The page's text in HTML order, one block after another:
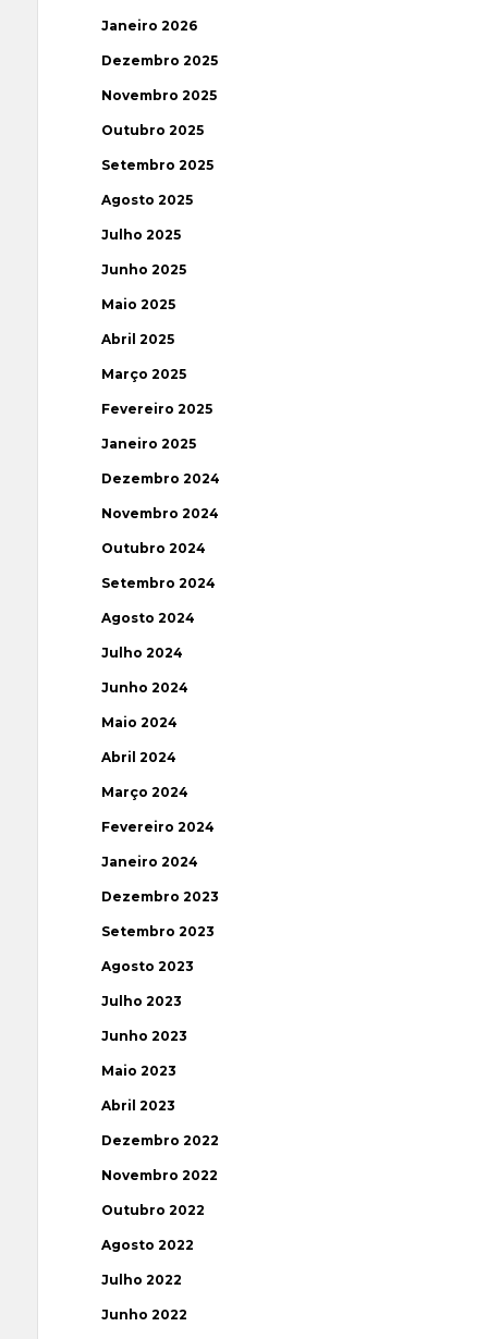
Janeiro 2026
Dezembro 2025
Novembro 2025
Outubro 2025
Setembro 2025
Agosto 2025
Julho 2025
Junho 2025
Maio 2025
Abril 2025
Março 2025
Fevereiro 2025
Janeiro 2025
Dezembro 2024
Novembro 2024
Outubro 2024
Setembro 2024
Agosto 2024
Julho 2024
Junho 2024
Maio 2024
Abril 2024
Março 2024
Fevereiro 2024
Janeiro 2024
Dezembro 2023
Setembro 2023
Agosto 2023
Julho 2023
Junho 2023
Maio 2023
Abril 2023
Dezembro 2022
Novembro 2022
Outubro 2022
Agosto 2022
Julho 2022
Junho 2022